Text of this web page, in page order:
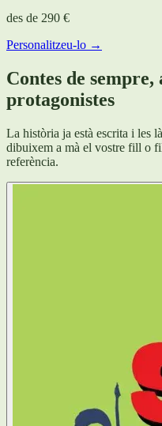
des de 290 €
Personalitzeu-lo →
Contes de sempre,
protagonistes
La història ja està escrita i les
dibuixem a mà el vostre fill o
referència.